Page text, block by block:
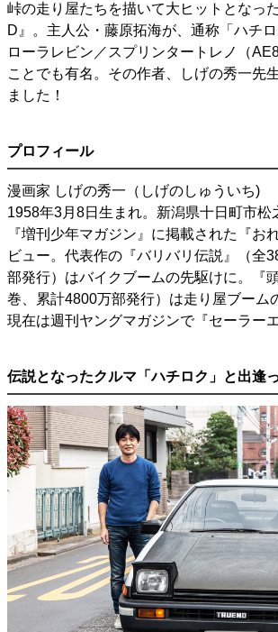
峠の走り屋たちを描いて大ヒットとなっ
D』。主人公・藤原拓海が、通称「ハチ
ローラレビン／スプリンタートレノ（
ことでも有名。その作者、しげの秀一先
ました！
プロフィール
漫画家 しげの秀一（しげのしゅういち)
1958年3月8日生まれ。新潟県十日町市松
『増刊少年マガジン』に掲載された『お
ビュー。代表作の『バリバリ伝説』（全
部発行）はバイクブームの先駆けに。『
巻、累計4800万部発行）は走り屋ブーム
現在は週刊ヤングマガジンで『セーラー
伝説となったクルマ「ハチロク」と出逢